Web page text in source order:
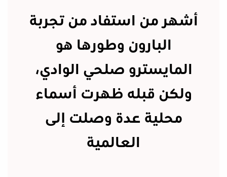
أشهر من استفاد من تجربة
البارون وطورها هو
المايسترو صلحي الوادي،
ولكن قبله ظهرت أسماء
محلية عدة وصلت إلى
العالمية